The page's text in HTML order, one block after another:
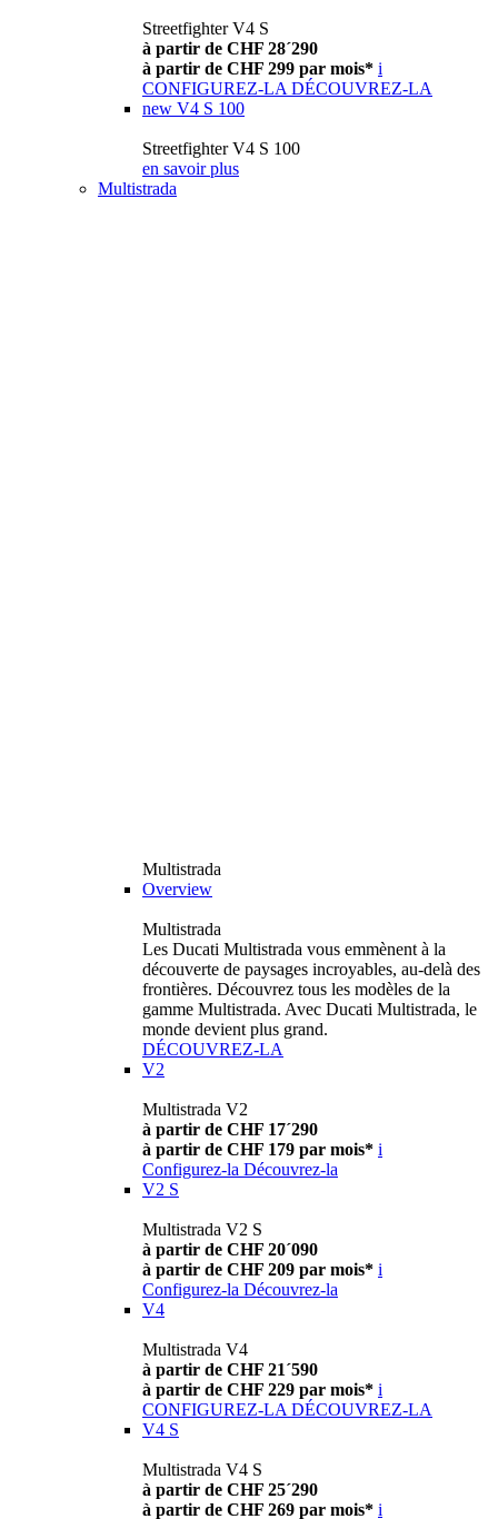
Streetfighter V4 S
à partir de CHF 28´290
à partir de CHF 299 par mois* i
CONFIGUREZ-LA DÉCOUVREZ-LA
new V4 S 100
Streetfighter V4 S 100
en savoir plus
Multistrada
Multistrada
Overview
Multistrada
Les Ducati Multistrada vous emmènent à la
découverte de paysages incroyables, au-delà des
frontières. Découvrez tous les modèles de la
gamme Multistrada. Avec Ducati Multistrada, le
monde devient plus grand.
DÉCOUVREZ-LA
V2
Multistrada V2
à partir de CHF 17´290
à partir de CHF 179 par mois* i
Configurez-la Découvrez-la
V2 S
Multistrada V2 S
à partir de CHF 20´090
à partir de CHF 209 par mois* i
Configurez-la Découvrez-la
V4
Multistrada V4
à partir de CHF 21´590
à partir de CHF 229 par mois* i
CONFIGUREZ-LA DÉCOUVREZ-LA
V4 S
Multistrada V4 S
à partir de CHF 25´290
à partir de CHF 269 par mois* i